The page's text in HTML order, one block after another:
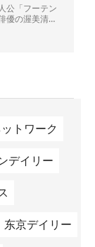
公「フーテン
優の渥美清さ
トワーク
デイリー
东京デイリー